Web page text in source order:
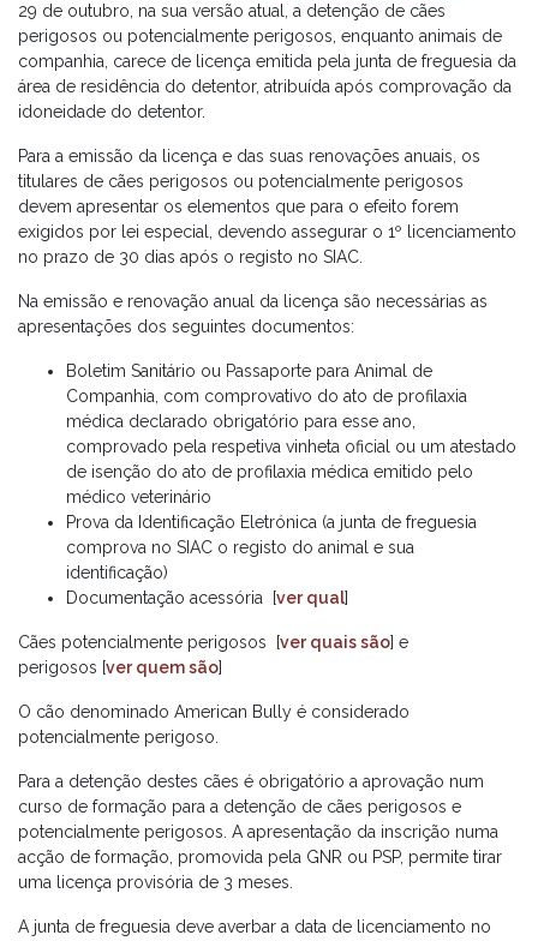
29 de outubro, na sua versão atual, a detenção de cães
perigosos ou potencialmente perigosos, enquanto animais de
companhia, carece de licença emitida pela junta de freguesia da
área de residência do detentor, atribuída após comprovação da
idoneidade do detentor.
Para a emissão da licença e das suas renovações anuais, os
titulares de cães perigosos ou potencialmente perigosos
devem apresentar os elementos que para o efeito forem
exigidos por lei especial, devendo assegurar o 1º licenciamento
no prazo de 30 dias após o registo no SIAC.
Na emissão e renovação anual da licença são necessárias as
apresentações dos seguintes documentos:
Boletim Sanitário ou Passaporte para Animal de
Companhia, com comprovativo do ato de profilaxia
médica declarado obrigatório para esse ano,
comprovado pela respetiva vinheta oficial ou um atestado
de isenção do ato de profilaxia médica emitido pelo
médico veterinário
Prova da Identificação Eletrónica (a junta de freguesia
comprova no SIAC o registo do animal e sua
identificação)
Documentação acessória [ver qual]
Cães potencialmente perigosos [ver quais são] e
perigosos [ver quem são]
O cão denominado American Bully é considerado
potencialmente perigoso.
Para a detenção destes cães é obrigatório a aprovação num
curso de formação para a detenção de cães perigosos e
potencialmente perigosos. A apresentação da inscrição numa
acção de formação, promovida pela GNR ou PSP, permite tirar
uma licença provisória de 3 meses.
A junta de freguesia deve averbar a data de licenciamento no